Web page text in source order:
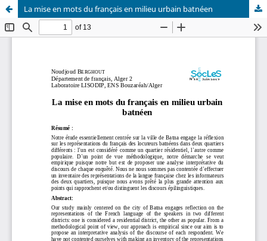
La mise en mots du français en milieu urbain batnéen